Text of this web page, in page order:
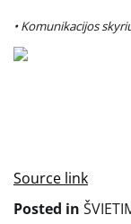
• Komunikacijos
Source link
Posted in